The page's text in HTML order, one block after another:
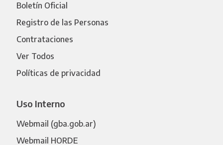
Boletín Oficial
Registro de las Personas
Contrataciones
Ver Todos
Políticas de privacidad
Uso Interno
Webmail (gba.gob.ar)
Webmail HORDE